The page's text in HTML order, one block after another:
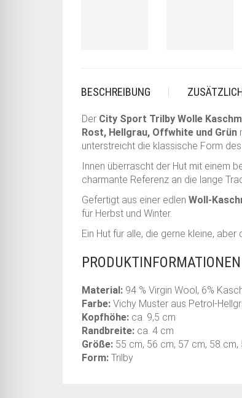
BESCHREIBUNG
Der City Sport Trilby Wolle
Rost, Hellgrau, Offwhite und Grün
unterstreicht die klassische Form
Innen überrascht der Hut mit einem
charmante Referenz an die lange
Gefertigt aus einer edlen Woll-
für Herbst und Winter.
Ein Hut für alle, die gerne kleine,
Material: 94 % Virgin Wool, 6%
Farbe: Vichy Muster aus Petrol-
Kopfhöhe: ca. 9,5 cm
Randbreite: ca. 4 cm
Größe: 55 cm, 56 cm, 57 cm, 58
Form: Trilby